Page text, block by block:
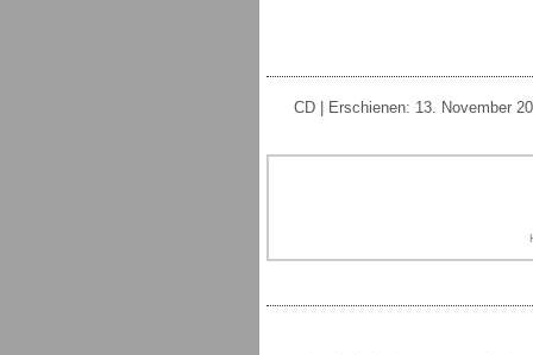
CD | Erschienen: 13. November